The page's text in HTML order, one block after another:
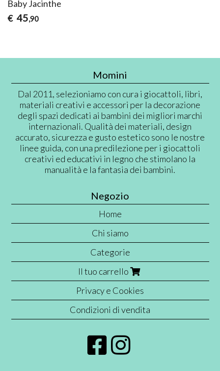
Baby Jacinthe
€ 45,90
Momini
Dal 2011, selezioniamo con cura i giocattoli, libri,
materiali creativi e accessori per la decorazione
degli spazi dedicati ai bambini dei migliori marchi
internazionali. Qualità dei materiali, design
accurato, sicurezza e gusto estetico sono le nostre
linee guida, con una predilezione per i giocattoli
creativi ed educativi in legno che stimolano la
manualità e la fantasia dei bambini.
Negozio
Home
Chi siamo
Categorie
Il tuo carrello
Privacy e Cookies
Condizioni di vendita